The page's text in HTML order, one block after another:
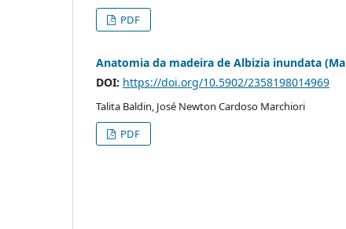
PDF
Anatomia da madeira de Albizia inundata
DOI: https://doi.org/10.5902/2358198014969
Talita Baldin, José Newton Cardoso Marchiori
PDF